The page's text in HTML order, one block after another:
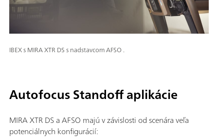
IBEX s MIRA XTR DS s nadstavcom AFSO .
Autofocus Standoff aplikácie
MIRA XTR DS a AFSO majú v závislosti od scenára veľa
potenciálnych konfigurácií: